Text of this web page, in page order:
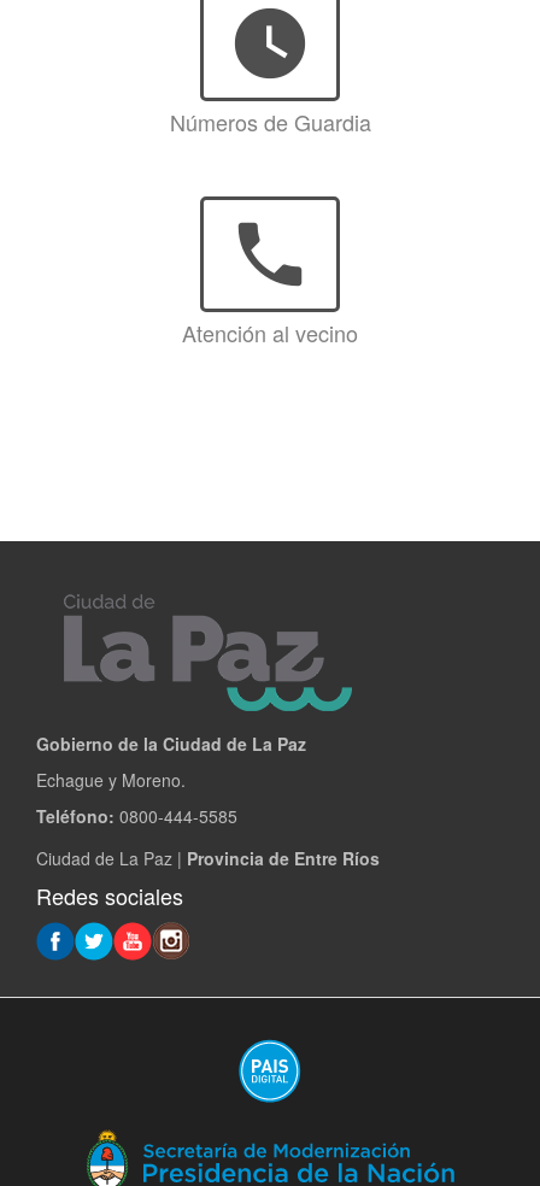
watch_later
Números de Guardia
phone
Atención al vecino
Gobierno de la Ciudad de La Paz
Echague y Moreno.
Teléfono: 0800-444-5585
Ciudad de La Paz | Provincia de Entre Ríos
Redes sociales